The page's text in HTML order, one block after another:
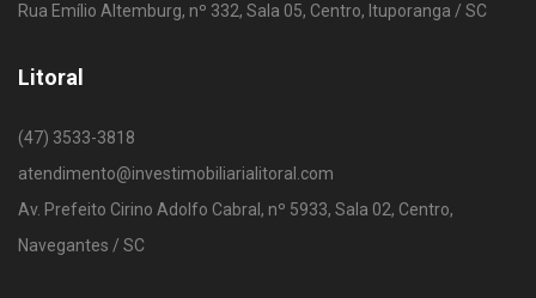
Rua Emílio Altemburg, nº 332, Sala 05, Centro, Ituporanga / SC
Litoral
(47) 3533-3818
atendimento@investimobiliarialitoral.com
Av. Prefeito Cirino Adolfo Cabral, nº 5933, Sala 02, Centro,
Navegantes / SC